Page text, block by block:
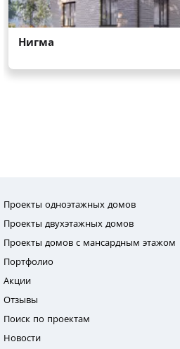
Проекты одноэтажных домов
Проекты двухэтажных домов
Проекты домов с мансардным этажом
Портфолио
Акции
Отзывы
Поиск по проектам
Новости